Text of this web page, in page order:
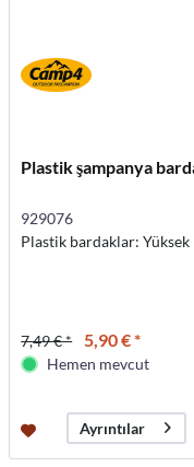
Plastik şampanya
929076
Plastik bardaklar:
7,49 € * 5,90 € *
Hemen mevcut
Ayrıntılar